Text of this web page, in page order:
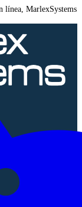
línea, MarlexSystems